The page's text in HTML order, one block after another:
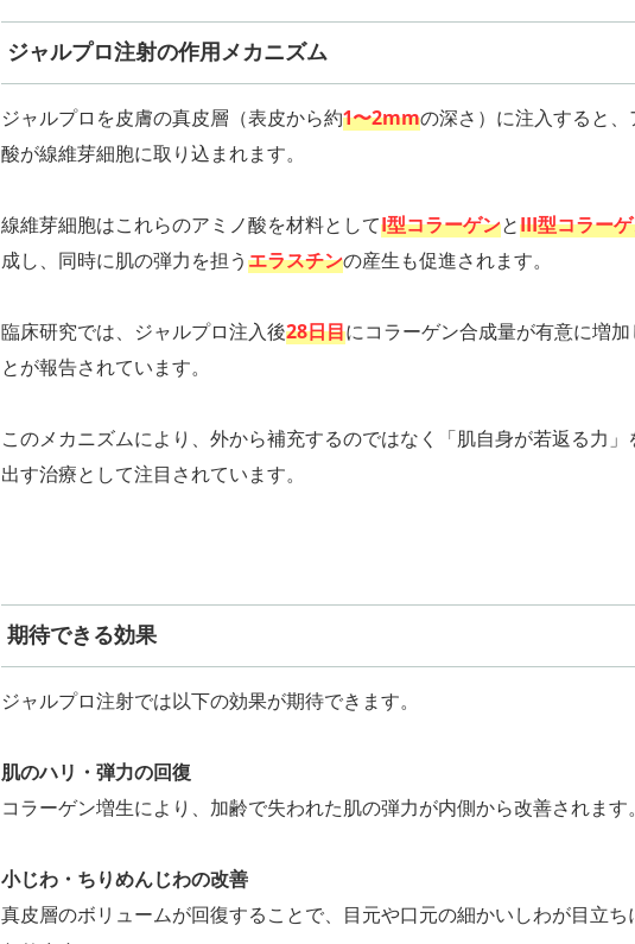
ジャルプロ注射の作用メカニズム
ジャルプロを皮膚の真皮層（表皮から約1〜2mmの深さ）に注入すると、
酸が線維芽細胞に取り込まれます。
線維芽細胞はこれらのアミノ酸を材料としてI型コラーゲンとIII型コラー
成し、同時に肌の弾力を担うエラスチンの産生も促進されます。
臨床研究では、ジャルプロ注入後28日目にコラーゲン合成量が有意に増加
とが報告されています。
このメカニズムにより、外から補充するのではなく「肌自身が若返る力」
出す治療として注目されています。
期待できる効果
ジャルプロ注射では以下の効果が期待できます。
肌のハリ・弾力の回復
コラーゲン増生により、加齢で失われた肌の弾力が内側から改善されます。
小じわ・ちりめんじわの改善
真皮層のボリュームが回復することで、目元や口元の細かいしわが目立ち